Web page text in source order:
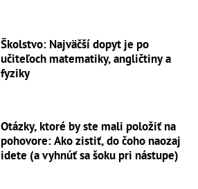
Školstvo: Najväčší dopyt je po
učiteľoch matematiky, angličtiny a
fyziky
Otázky, ktoré by ste mali položiť na
pohovore: Ako zistiť, do čoho naozaj
idete (a vyhnúť sa šoku pri nástupe)